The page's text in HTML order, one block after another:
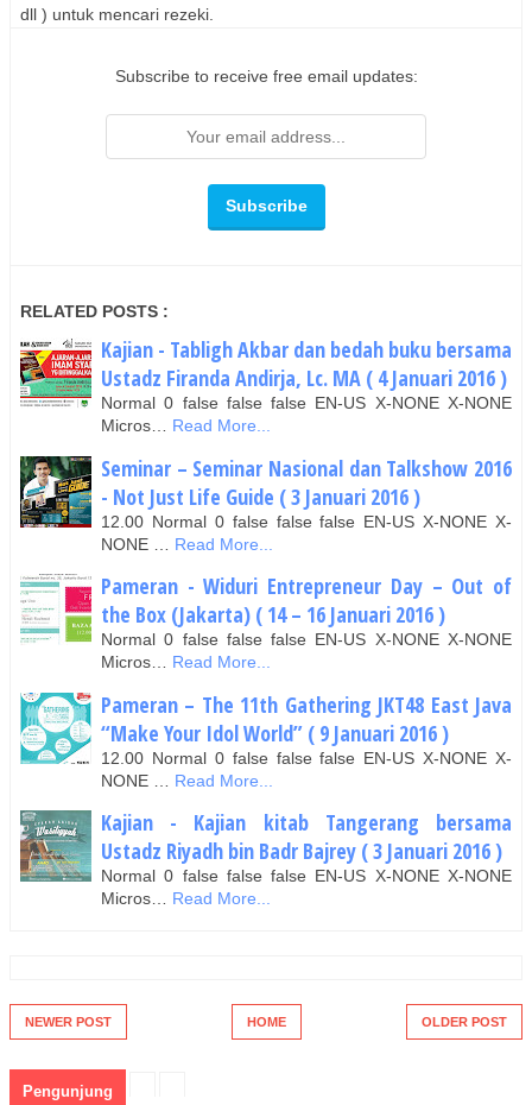
dll ) untuk mencari rezeki.
Subscribe to receive free email updates:
RELATED POSTS :
Kajian - Tabligh Akbar dan bedah buku bersama
Ustadz Firanda Andirja, Lc. MA ( 4 Januari 2016 )
Normal 0 false false false EN-US X-NONE X-NONE
Micros… Read More...
Seminar – Seminar Nasional dan Talkshow 2016
- Not Just Life Guide ( 3 Januari 2016 )
12.00 Normal 0 false false false EN-US X-NONE X-
NONE …
Read More...
Pameran - Widuri Entrepreneur Day – Out of
the Box (Jakarta) ( 14 – 16 Januari 2016 )
Normal 0 false false false EN-US X-NONE X-NONE
Micros… Read More...
Pameran – The 11th Gathering JKT48 East Java
“Make Your Idol World” ( 9 Januari 2016 )
12.00 Normal 0 false false false EN-US X-NONE X-
NONE …
Read More...
Kajian - Kajian kitab Tangerang bersama
Ustadz Riyadh bin Badr Bajrey ( 3 Januari 2016 )
Normal 0 false false false EN-US X-NONE X-NONE
Micros… Read More...
NEWER POST OLDER POST
HOME
Pengunjung